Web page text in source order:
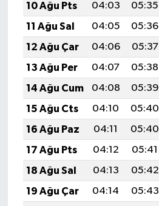
10 Ağu Pts
04:03 05:35
11 Ağu Sal
04:05 05:36
12 Ağu Çar
04:06 05:37
13 Ağu Per
04:07 05:38
14 Ağu Cum
04:08 05:39
15 Ağu Cts
04:10 05:40
16 Ağu Paz
04:11 05:40
17 Ağu Pts
04:12 05:41
18 Ağu Sal
04:13 05:42
19 Ağu Çar
04:14 05:43